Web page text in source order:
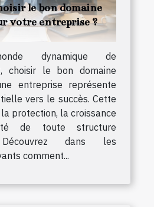
le bon domaine
votre entreprise ?
dynamique de
choisir le bon domaine
entreprise représente
vers le succès. Cette
protection, la croissance
de toute structure
Découvrez dans les
comment...